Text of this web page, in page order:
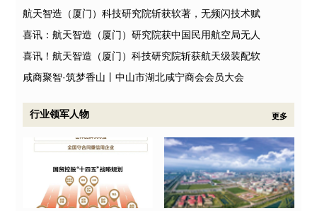
航天智造（厦门）科技研究院斩获软著，无频闪技术赋
喜讯：航天智造（厦门）研究院获中国民用航空局无人
喜讯！航天智造（厦门）科技研究院斩获航天级装配软
咸商聚智·筑梦香山丨中山市湖北咸宁商会会员大会
行业领军人物 更多